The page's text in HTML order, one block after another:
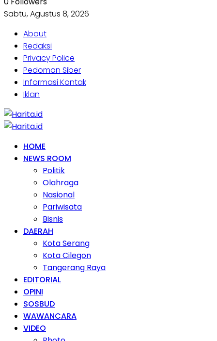
Sabtu, Agustus 8, 2026
About
Redaksi
Privacy Police
Pedoman Siber
Informasi Kontak
Iklan
HOME
NEWS ROOM
Politik
Olahraga
Nasional
Pariwisata
Bisnis
DAERAH
Kota Serang
Kota Cilegon
Tangerang Raya
EDITORIAL
OPINI
SOSBUD
WAWANCARA
VIDEO